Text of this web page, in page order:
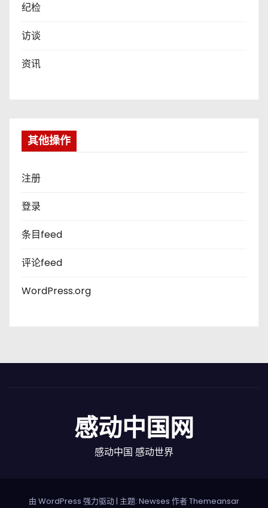
纪检
访谈
资讯
其他操作
注册
登录
条目feed
评论feed
WordPress.org
感动中国网
感动中国 感动世界
由 WordPress 强力驱动| 主题: Newses 作者Themeansar